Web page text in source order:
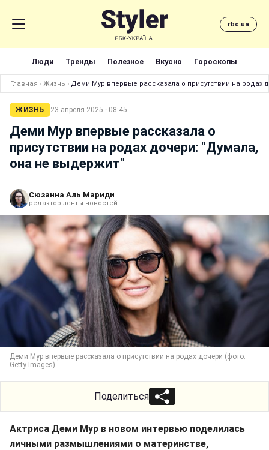
rbc.ua
Люди Тренды Полезное Вкусно Гороскопы
Главная › Жизнь › Деми Мур впервые рассказала о присутствии на родах
ЖИЗНЬ 23 апреля 2025 · 08:45
Деми Мур впервые рассказала о
присутствии на родах дочери: "Думала,
она не выдержит"
Сюзанна Аль Мариди
редактор ленты новостей
Деми Мур впервые рассказала о присутствии на родах дочери (фото:
Getty Images)
Поделиться
Актриса Деми Мур в новом интервью поделилась
личными размышлениями о материнстве,